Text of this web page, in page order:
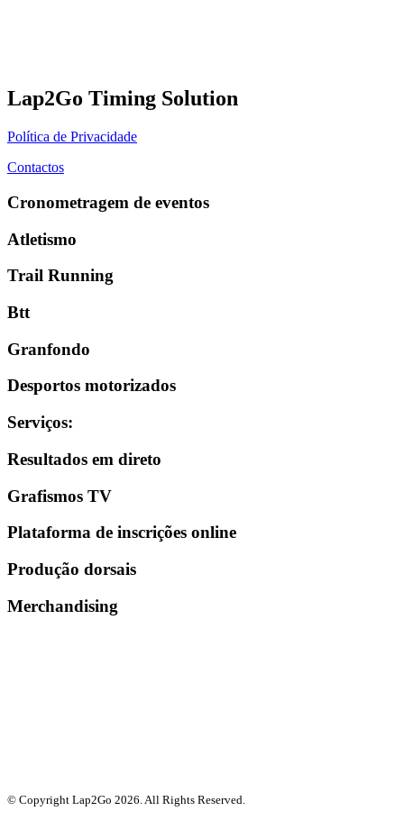
Lap2Go Timing Solution
Política de Privacidade
Contactos
Cronometragem de eventos
Atletismo
Trail Running
Btt
Granfondo
Desportos motorizados
Serviços:
Resultados em direto
Grafismos TV
Plataforma de inscrições online
Produção dorsais
Merchandising
© Copyright Lap2Go 2026. All Rights Reserved.